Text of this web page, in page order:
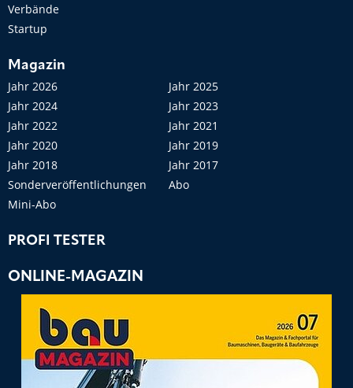
Verbände
Startup
Magazin
Jahr 2026
Jahr 2025
Jahr 2024
Jahr 2023
Jahr 2022
Jahr 2021
Jahr 2020
Jahr 2019
Jahr 2018
Jahr 2017
Sonderveröffentlichungen
Abo
Mini-Abo
PROFI TESTER
ONLINE-MAGAZIN